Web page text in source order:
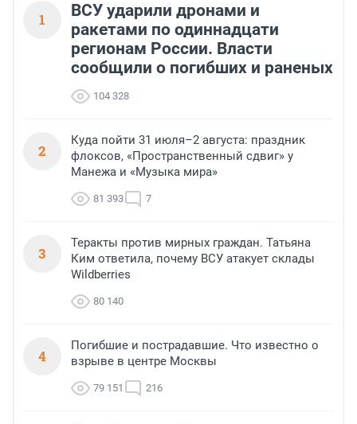
1
ВСУ ударили дронами и
ракетами по одиннадцати
регионам России. Власти
сообщили о погибших и раненых
104 328
2
Куда пойти 31 июля–2 августа: праздник
флоксов, «Пространственный сдвиг» у
Манежа и «Музыка мира»
81 393 7
3
Теракты против мирных граждан. Татьяна
Ким ответила, почему ВСУ атакует склады
Wildberries
80 140
4
Погибшие и пострадавшие. Что известно о
взрыве в центре Москвы
79 151 216